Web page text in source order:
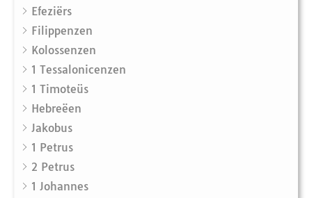
Efeziërs
Filippenzen
Kolossenzen
1 Tessalonicenzen
1 Timoteüs
Hebreëen
Jakobus
1 Petrus
2 Petrus
1 Johannes